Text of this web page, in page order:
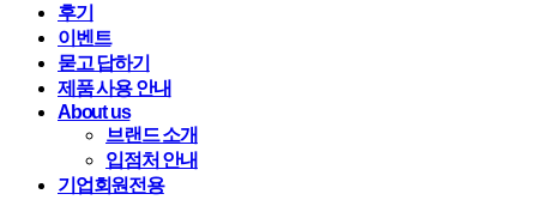
후기
이벤트
묻고 답하기
제품 사용 안내
About us
브랜드 소개
입점처 안내
기업회원전용